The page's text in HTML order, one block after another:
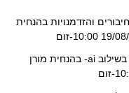
והזדמנויות בהנחית
סדנא- הכנה לראיון עבודה בשילוב ai- בהנחית מורן